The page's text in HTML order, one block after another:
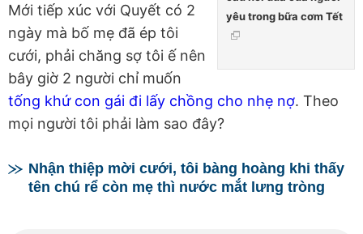
yêu trong bữa cơm Tết
Mới tiếp xúc với Quyết có 2
ngày mà bố mẹ đã ép tôi
cưới, phải chăng sợ tôi ế nên
bây giờ 2 người chỉ muốn
tống khứ con gái đi lấy chồng cho nhẹ nợ. Theo
mọi người tôi phải làm sao đây?
Nhận thiệp mời cưới, tôi bàng hoàng khi thấy
tên chú rể còn mẹ thì nước mắt lưng tròng